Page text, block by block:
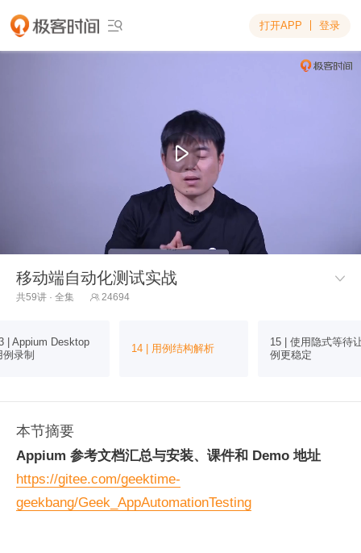
 打开APP 登录
移动端自动化测试实战 
共59讲 · 全集  24694
| Appium Desktop
例录制
14 | 用例结构解析
15 | 使用隐式等待
例更稳定
本节摘要
Appium 参考文档汇总与安装、课件和 Demo 地址
https://gitee.com/geektime-
geekbang/Geek_AppAutomationTesting